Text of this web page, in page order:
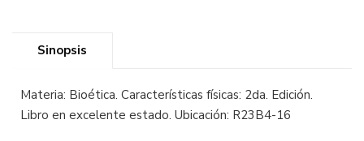
Sinopsis
Materia: Bioética. Características físicas: 2da. Edición.
Libro en excelente estado. Ubicación: R23B4-16